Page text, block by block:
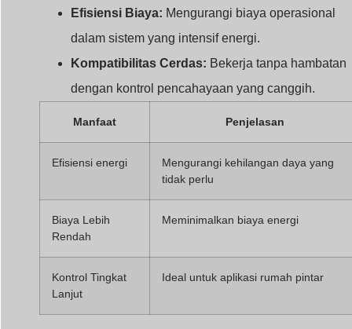
Efisiensi Biaya: Mengurangi biaya operasional
dalam sistem yang intensif energi.
Kompatibilitas Cerdas: Bekerja tanpa hambatan
dengan kontrol pencahayaan yang canggih.
Manfaat Penjelasan
Efisiensi energi
Mengurangi kehilangan daya yang
tidak perlu
Biaya Lebih
Rendah
Meminimalkan biaya energi
Kontrol Tingkat
Lanjut
Ideal untuk aplikasi rumah pintar